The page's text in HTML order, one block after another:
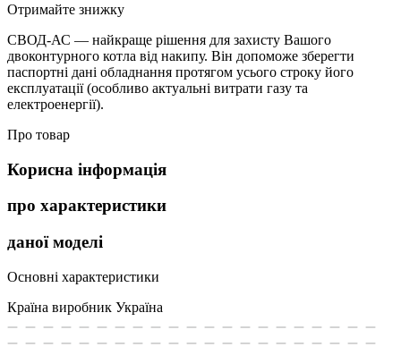
Отримайте знижку
СВОД-АС — найкраще рішення для захисту Вашого
двоконтурного котла від накипу. Він допоможе зберегти
паспортні дані обладнання протягом усього строку його
експлуатації (особливо актуальні витрати газу та
електроенергії).
Про товар
Корисна інформація
про характеристики
даної моделі
Основні характеристики
Країна виробник Україна